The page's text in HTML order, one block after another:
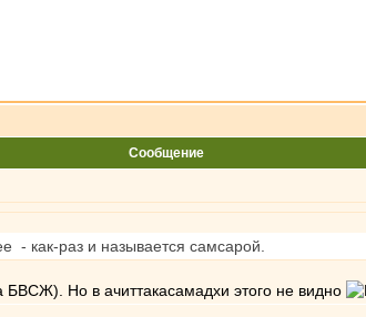
Сообщение
- как-раз и называется самсарой.
Но в ачиттакасамадхи этого не видно